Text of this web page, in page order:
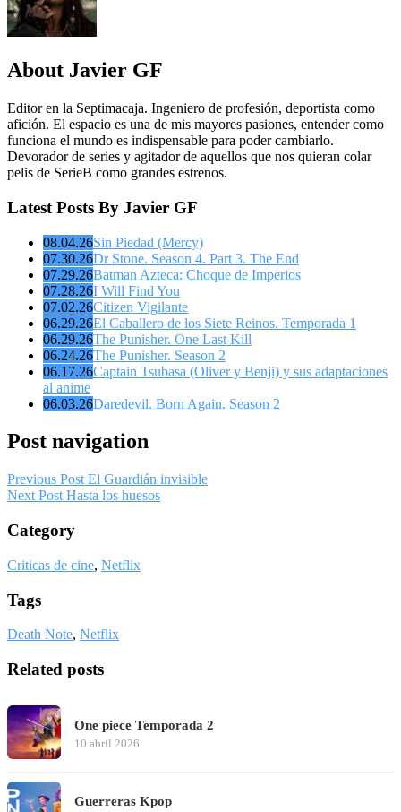
About Javier GF
Editor en la Septimacaja. Ingeniero de profesión, deportista como
afición. El espacio es una de mis mayores pasiones, entender como
funciona el mundo es indispensable para poder cambiarlo.
Devorador de series y agitador de aquellos que nos quieran colar
pelis de SerieB como grandes estrenos.
Latest Posts By Javier GF
08.04.26Sin Piedad (Mercy)
07.30.26Dr Stone. Season 4. Part 3. The End
07.29.26Batman Azteca: Choque de Imperios
07.28.26I Will Find You
07.02.26Citizen Vigilante
06.29.26El Caballero de los Siete Reinos. Temporada 1
06.29.26The Punisher. One Last Kill
06.24.26The Punisher. Season 2
06.17.26Captain Tsubasa (Oliver y Benji) y sus adaptaciones
al anime
06.03.26Daredevil. Born Again. Season 2
Post navigation
Previous Post El Guardián invisible
Next Post Hasta los huesos
Category
Criticas de cine, Netflix
Tags
Death Note, Netflix
Related posts
One piece Temporada 2
10 abril 2026
Guerreras Kpop